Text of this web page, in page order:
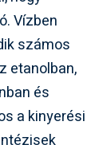
Vízben
számos
etanolban,
és
a kinyerési